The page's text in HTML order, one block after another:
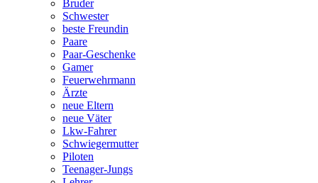
Bruder
Schwester
beste Freundin
Paare
Paar-Geschenke
Gamer
Feuerwehrmann
Ärzte
neue Eltern
neue Väter
Lkw-Fahrer
Schwiegermutter
Piloten
Teenager-Jungs